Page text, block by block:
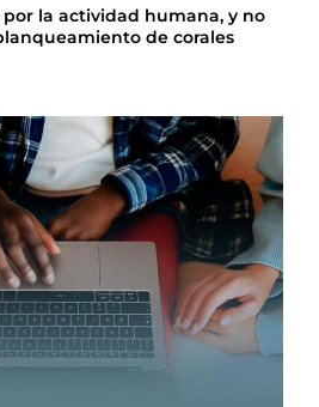
la actividad humana, y no
de corales